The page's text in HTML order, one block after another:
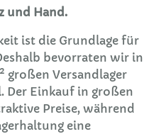
und Hand.
ist die Grundlage für
bevorraten wir in
großen Versandlager
Der Einkauf in großen
Preise, während
eine